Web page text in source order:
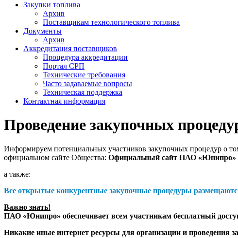
Закупки топлива
Архив
Поставщикам технологического топлива
Документы
Архив
Аккредитация поставщиков
Процедура аккредитации
Портал СРП
Технические требования
Часто задаваемые вопросы
Техническая поддержка
Контактная информация
Проведение закупочных
Информируем потенциальных участников закупочных процедур о
официальном сайте Общества: Официальный сайт ПАО «Юнипро»
а также:
Все открытые конкурентные закупочные процедуры
Важно знать!
ПАО «Юнипро» обеспечивает всем участникам бесплатный
Никакие иные интернет ресурсы для организации и